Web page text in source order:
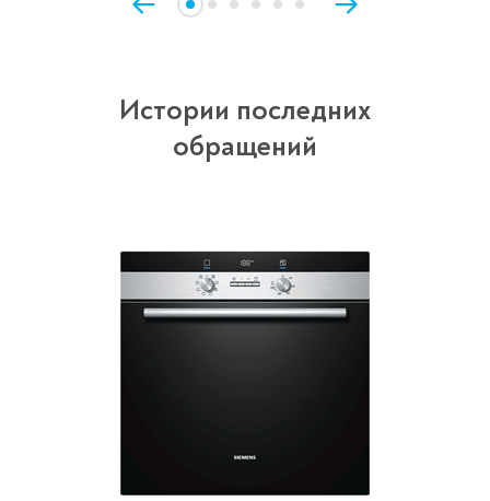
Истории последних
обращений